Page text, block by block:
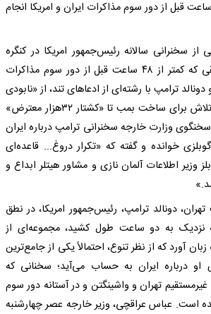
بود، نطقی که کمتر از ۴۸ ساعت قبل از دور سوم مذاکرات ایران و امریکا انجام
سخنرانی سالانه رئیس‌جمهور امریکا در کنگره
مربوط به ایران بود، نطقی که کمتر از ۴۸ ساعت قبل از دور سوم مذاکرات
ترامپ با رشته‌ای از ادعا‌های تند، از «نابودی
کامل» برنامه هسته‌ای و تلاش برای ساخت بمب تا «کشتار ۳۲هزار معترض»
وزارت خارجه سخنرانی ترامپ درباره ایران
گوبلزی خوانده و گفته که «تکرار دروغ... قاعده‌ای
اطلاعات آلمان نازی و مشاور هیتلر ابداع و
دونالد ترامپ، رئیس‌جمهور امریکا، در نطق
نزدیک به دو ساعت طول کشید، مجموعه‌ای از
زبان آورد که از نظر تنوع، احتمالاً یکی از جامع‌ترین
او درباره ایران به حساب می‌آید؛ سخنانی که
تهران و واشینگتن و در آستانه دور سوم
است. عباس عراقچی، وزیر خارجه عصر چهارشنبه